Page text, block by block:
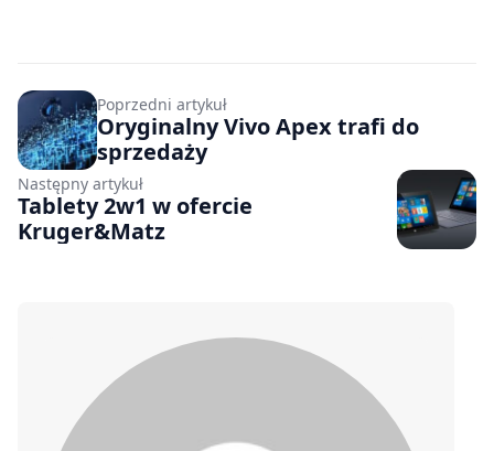
Poprzedni artykuł
Oryginalny Vivo Apex trafi do
sprzedaży
Następny artykuł
Tablety 2w1 w ofercie
Kruger&Matz